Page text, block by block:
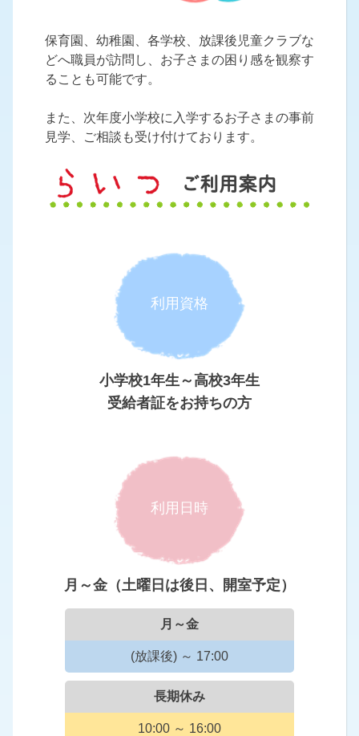
保育園、幼稚園、各学校、放課後児童クラブな
どへ職員が訪問し、お子さまの困り感を観察す
ることも可能です。
また、次年度小学校に入学するお子さまの事前
見学、ご相談も受け付けております。
ご利用案内
利用資格
小学校1年生～高校3年生
受給者証をお持ちの方
利用日時
月～金（土曜日は後日、開室予定）
月～金
(放課後) ～ 17:00
長期休み
10:00 ～ 16:00